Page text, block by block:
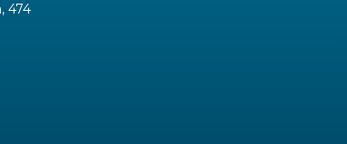
474